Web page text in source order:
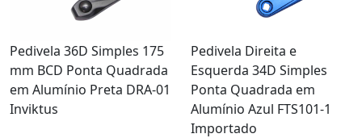
Pedivela 36D Simples 175
mm BCD Ponta Quadrada
em Alumínio Preta DRA-01
Inviktus
Pedivela Direita e
Esquerda 34D Simples
Ponta Quadrada em
Alumínio Azul FTS101-1
Importado